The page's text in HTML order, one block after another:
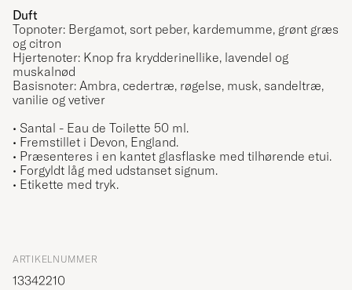
Duft
Topnoter: Bergamot, sort peber, kardemumme, grønt græs
og citron
Hjertenoter: Knop fra krydderinellike, lavendel og
muskalnød
Basisnoter: Ambra, cedertræ, røgelse, musk, sandeltræ,
vanilie og vetiver
• Santal - Eau de Toilette 50 ml.
• Fremstillet i Devon, England.
• Præsenteres i en kantet glasflaske med tilhørende etui.
• Forgyldt låg med udstanset signum.
• Etikette med tryk.
ARTIKELNUMMER
13342210